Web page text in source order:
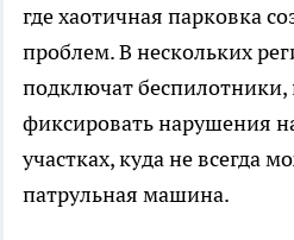
где хаотичная парковка
проблем. В нескольких
подключат беспилотники,
фиксировать нарушения
участках, куда не всегда
патрульная машина.